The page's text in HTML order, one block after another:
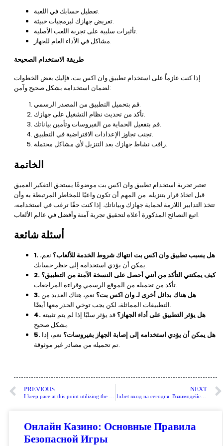
تعطيل حسابك في اللعبة.
تعريض جهازك لبرمجيات خبيثة.
تأثيرات سلبية على تجربة اللعب الأصلية.
مشاكل في الأداء العام للجهاز.
طريقة الاستخدام الصحيحة
إذا كنت عازماً على استخدام تطبيق وان اكس بت، فإليك بعض الخطوات
لضمان استخدامه بشكل صحيح وآمن:
قم بتحميل التطبيق من المصدر الرسمي.
تأكد من تحديث نظام التشغيل على جهازك.
قم بتفعيل الحماية من الفيروسات وتأمين بياناتك.
تجنب تجاوز الإعدادات الافتراضية في التطبيق.
راقب نشاط جهازك بعد التنزيل لأي مشاكل محتملة.
الخاتمة
تعتبر تجربة استخدام تطبيق وان اكس بت موضوعًا يستحق التفكير العميق
قبل اتخاذ قرار بتنزيله. من المهم أن تكون واعيًا للمخاطر المرتبطة به وأن
تتخذ التدابير اللازمة لحماية جهازك وبياناتك. إذا كنت حقًا ترغب في استخدامه،
اتبع النصائح المذكورة أعلاه لتحقيق تجربة آمنة وأفضل في عالم الألعاب.
أسئلة شائعة
1. هل يسبب تطبيق وان اكس بت انتهاك شروط الخدمة للألعاب؟ نعم،
يمكن أن يؤدي استخدامه إلى حظر حسابك.
2. كيف يمكنني التأكد من أنني أحصل على النسخة الآمنة من التطبيق؟
تأكد من تحميله من الموقع الرسمي وقراءة المراجعات.
3. هل هناك بدائل أخرى لـ وان اكس بت؟ نعم، هناك العديد من
التطبيقات المماثلة، لكن يجب توخي الحذر معها أيضًا.
4. هل يؤثر التطبيق على أداء الجهاز؟ قد يؤثر سلبًا إذا لم يتم تثبيته
بشكل صحيح.
5. هل يمكن أن يؤدي استخدامه إلى إصابة الجهاز بفيروسات؟ نعم، إذا
تم تحميله من مصادر غير موثوقة.
PREVIOUS NEXT
1xbet вход на сегодня: Взаимодействие с беттинг-форумами и сообществами
Онлайн Казино: Основные Правила
Безопасной Игры